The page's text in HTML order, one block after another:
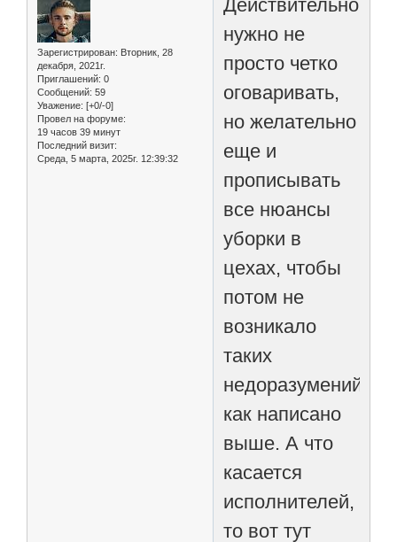
Зарегистрирован: Вторник, 28
декабря, 2021г.
Приглашений: 0
Сообщений: 59
Уважение: [+0/-0]
Провел на форуме:
19 часов 39 минут
Последний визит:
Среда, 5 марта, 2025г. 12:39:32
Действительно,
нужно не
просто четко
оговаривать,
но желательно
еще и
прописывать
все нюансы
уборки в
цехах, чтобы
потом не
возникало
таких
недоразумений,
как написано
выше. А что
касается
исполнителей,
то вот тут